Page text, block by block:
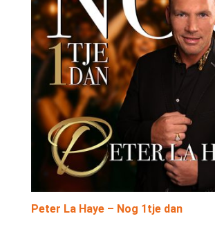
Peter La Haye – Nog 1tje dan